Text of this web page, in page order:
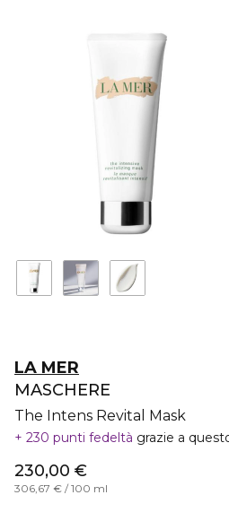
LA MER
MASCHERE
The Intens Revital Mask
230 punti fedeltà grazie a
230,00 €
306,67 € / 100 ml